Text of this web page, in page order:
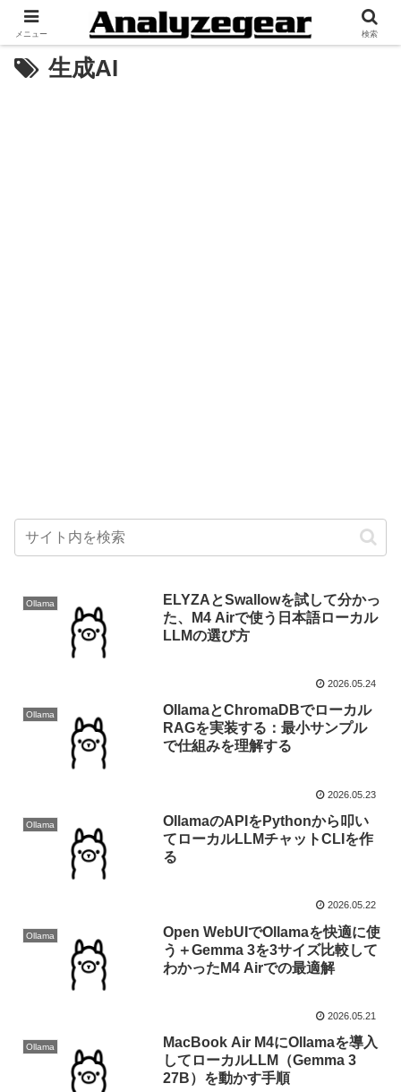
生成AI
Ollama
ELYZAとSwallowを試して分かっ
た、M4 Airで使う日本語ローカル
LLMの選び方
2026.05.24
Ollama
OllamaとChromaDBでローカル
RAGを実装する：最小サンプル
で仕組みを理解する
2026.05.23
Ollama
OllamaのAPIをPythonから叩い
てローカルLLMチャットCLIを作
る
2026.05.22
Ollama
Open WebUIでOllamaを快適に使
う＋Gemma 3を3サイズ比較して
わかったM4 Airでの最適解
2026.05.21
Ollama
MacBook Air M4にOllamaを導入
してローカルLLM（Gemma 3
27B）を動かす手順
メニュー 検索